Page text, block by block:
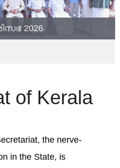
2026
of Kerala
the nerve-
in the State, is